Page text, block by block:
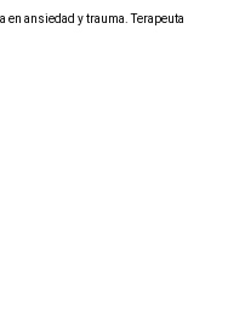
en ansiedad y trauma. Terapeuta